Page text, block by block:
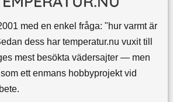
med en enkel fråga: "hur varmt är
dess har temperatur.nu vuxit till
mest besökta vädersajter — men
ett enmans hobbyprojekt vid